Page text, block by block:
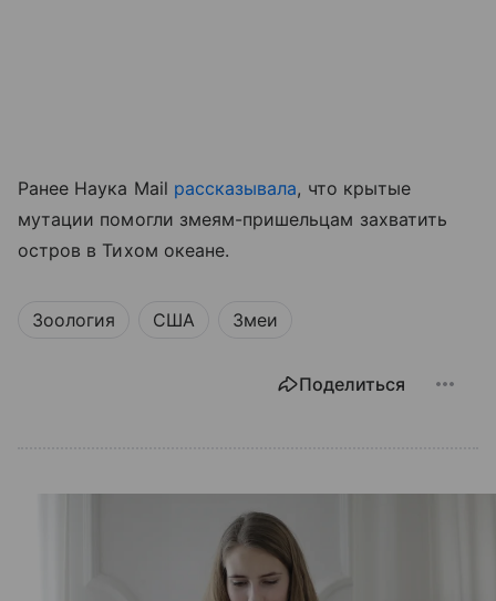
Ранее Наука Mail рассказывала, что крытые
мутации помогли змеям-пришельцам захватить
остров в Тихом океане.
Зоология США Змеи
Поделиться